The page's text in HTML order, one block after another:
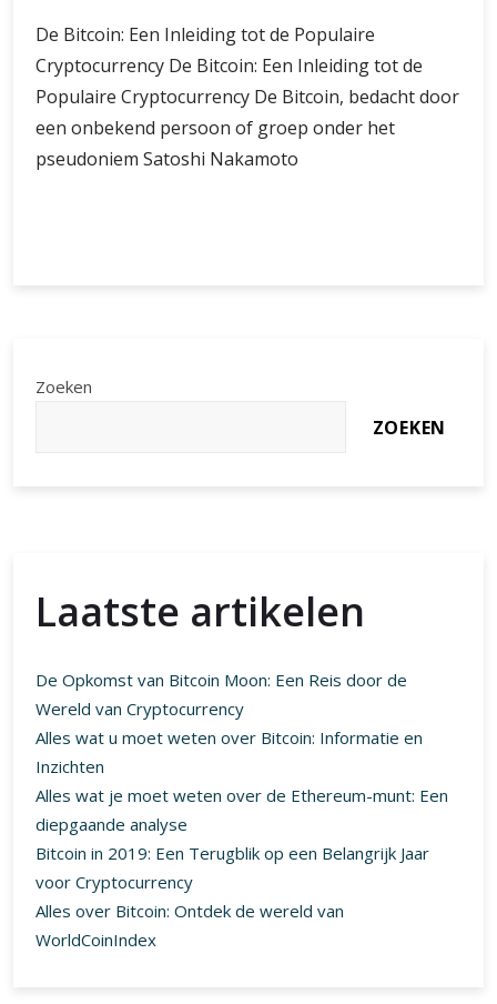
De Bitcoin: Een Inleiding tot de Populaire
Cryptocurrency De Bitcoin: Een Inleiding tot de
Populaire Cryptocurrency De Bitcoin, bedacht door
een onbekend persoon of groep onder het
pseudoniem Satoshi Nakamoto
Zoeken
ZOEKEN
Laatste artikelen
De Opkomst van Bitcoin Moon: Een Reis door de
Wereld van Cryptocurrency
Alles wat u moet weten over Bitcoin: Informatie en
Inzichten
Alles wat je moet weten over de Ethereum-munt: Een
diepgaande analyse
Bitcoin in 2019: Een Terugblik op een Belangrijk Jaar
voor Cryptocurrency
Alles over Bitcoin: Ontdek de wereld van
WorldCoinIndex